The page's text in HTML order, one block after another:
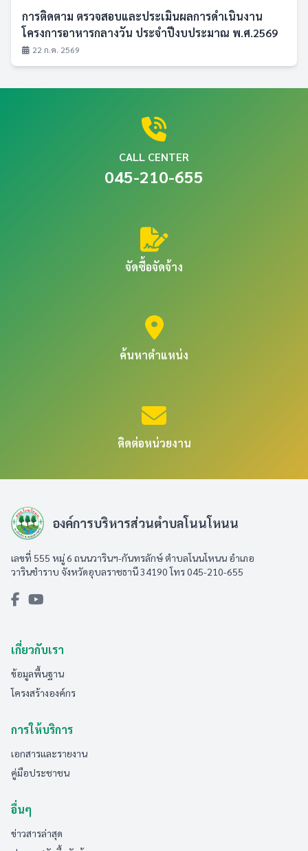
การติดตาม ตรวจสอบและประเมินผลการดำเนินงาน
โครงการอาหารกลางวัน ประจำปีงบประมาณ พ.ศ.2569
22 ก.ค. 2569
CALL CENTER
045-210-655
จัดซื้อจัดจ้าง
ค้นหาตำแหน่ง
ติดต่อหน่วยงาน
องค์การบริหารส่วนตำบลโนนโหนน
เลขที่ 555 หมู่ 6 ถนนวารินฯ-กันทรลักษ์ ตำบลโนนโหนน อำเภอ
วารินชำราบ จังหวัดอุบลราชธานี 34190 โทร 045-210-655
เกี่ยวกับเรา
ข้อมูลพื้นฐาน
โครงสร้างองค์กร
การให้บริการ
เอกสารและรายงาน
คู่มือประชาชน
อื่นๆ
ข่าวสารล่าสุด